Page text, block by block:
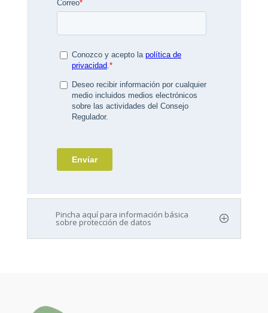
Pincha aquí para información básica
sobre protección de datos